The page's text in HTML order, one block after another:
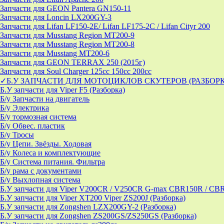
Запчасти для GEON Pantera GN150-11
Запчасти для Loncin LX200GY-3
Запчасти для Lifan LF150-2E/ Lifan LF175-2C / Lifan Cityr 200
Запчасти для Musstang Region MT200-9
Запчасти для Musstang Region MT200-8
Запчасти для Musstang MT200-6
Запчасти для GEON TERRAX 250 (2015г)
Запчасти для Soul Charger 125сс 150cc 200сс
✓Б.У ЗАПЧАСТИ ДЛЯ МОТОЦИКЛОВ СКУТЕРОВ
Б.У запчасти для Viper F5 (Разборка)
Б/у Запчасти на двигатель
Б/у Электрика
Б/у тормозная система
Б/у Обвес. пластик
Б/у Тросы
Б/у Цепи. Звёзды. Ходовая
Б/у Колеса и комплектующие
Б/у Система питания. Фильтра
Б/у рама с документами
Б/у Выхлопная система
Б.У запчасти для Viper V200CR / V250CR G-max CBR150R /
Б.У запчасти для Viper XT200 Viper ZS200J (Разборка)
Б.У запчасти для Zongshen LZX200GY-2 (Разборка)
Б.У запчасти для Zongshen ZS200GS/ZS250GS (Разборка)